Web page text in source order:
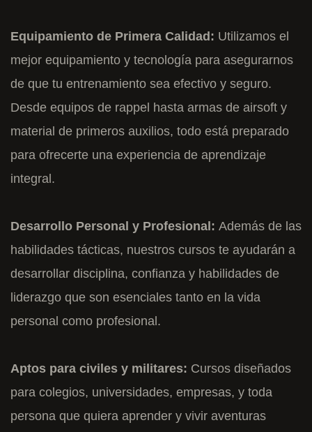
Equipamiento de Primera Calidad: Utilizamos el
mejor equipamiento y tecnología para asegurarnos
de que tu entrenamiento sea efectivo y seguro.
Desde equipos de rappel hasta armas de airsoft y
material de primeros auxilios, todo está preparado
para ofrecerte una experiencia de aprendizaje
integral.
Desarrollo Personal y Profesional: Además de las
habilidades tácticas, nuestros cursos te ayudarán a
desarrollar disciplina, confianza y habilidades de
liderazgo que son esenciales tanto en la vida
personal como profesional.
Aptos para civiles y militares: Cursos diseñados
para colegios, universidades, empresas, y toda
persona que quiera aprender y vivir aventuras